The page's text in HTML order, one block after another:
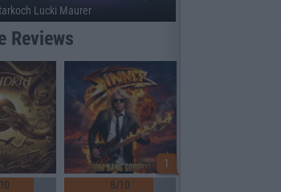
Lucki Maurer
Reviews
1
8/10